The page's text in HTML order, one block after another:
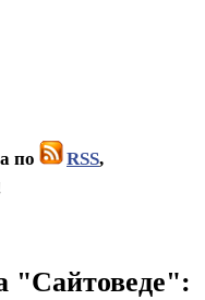
по RSS,
"Сайтоведе":